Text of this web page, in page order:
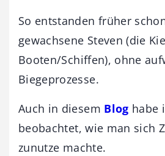
So entstanden früher
gewachsene Steven (die
Booten/Schiffen), ohne
Biegeprozesse.
Auch in diesem Blog habe
beobachtet, wie man sich
zunutze machte.